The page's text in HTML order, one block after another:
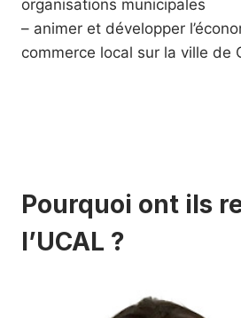
organisations municipales
– animer et développer
commerce local sur la ville de
Pourquoi ont ils
l’UCAL ?